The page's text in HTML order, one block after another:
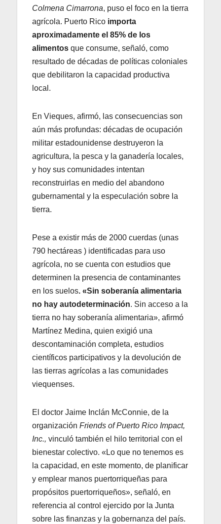
Colmena Cimarrona, puso el foco en la tierra
agrícola. Puerto Rico importa
aproximadamente el 85% de los
alimentos que consume, señaló, como
resultado de décadas de políticas coloniales
que debilitaron la capacidad productiva
local.
En Vieques, afirmó, las consecuencias son
aún más profundas: décadas de ocupación
militar estadounidense destruyeron la
agricultura, la pesca y la ganadería locales,
y hoy sus comunidades intentan
reconstruirlas en medio del abandono
gubernamental y la especulación sobre la
tierra.
Pese a existir más de 2000 cuerdas (unas
790 hectáreas ) identificadas para uso
agrícola, no se cuenta con estudios que
determinen la presencia de contaminantes
en los suelos. «Sin soberanía alimentaria
no hay autodeterminación. Sin acceso a la
tierra no hay soberanía alimentaria», afirmó
Martínez Medina, quien exigió una
descontaminación completa, estudios
científicos participativos y la devolución de
las tierras agrícolas a las comunidades
viequenses.
El doctor Jaime Inclán McConnie, de la
organización Friends of Puerto Rico Impact,
Inc., vinculó también el hilo territorial con el
bienestar colectivo. «Lo que no tenemos es
la capacidad, en este momento, de planificar
y emplear manos puertorriqueñas para
propósitos puertorriqueños», señaló, en
referencia al control ejercido por la Junta
sobre las finanzas y la gobernanza del país.